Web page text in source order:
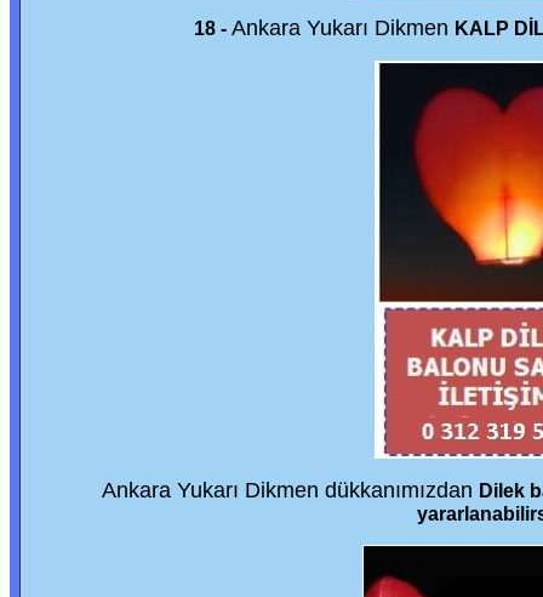
18 - Ankara Yukarı Dikmen KALP
Ankara Yukarı Dikmen dükkanımızdan Dilek